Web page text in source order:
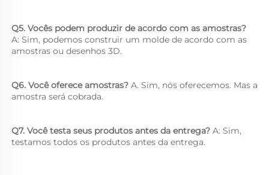
Q5. Vocês podem produzir de acordo com as amostras?
A: Sim, podemos construir um molde de acordo com as
amostras ou desenhos 3D.
Q6. Você oferece amostras? A. Sim, nós oferecemos. Mas a
amostra será cobrada.
Q7. Você testa seus produtos antes da entrega? A: Sim,
testamos todos os produtos antes da entrega.